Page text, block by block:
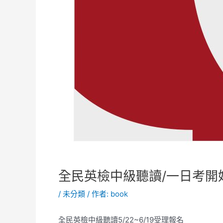
全民英檢中級聽讀/一日考開
/ 未分類 / 作者: book
全民英檢中級聽讀5/22~6/19受理報名